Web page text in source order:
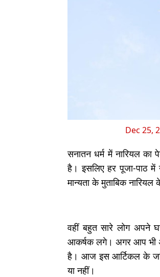
Dec 25,
सनातन धर्म में नारियल का
है। इसलिए हर पूजा-पाठ में
मान्यता के मुताबिक नारियल
वहीं बहुत सारे लोग अपने
आकर्षक लगे। अगर आप भी
है। आज इस आर्टिकल के
या नहीं।